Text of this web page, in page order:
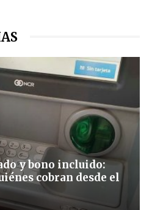
y bono incluido:
cobran desde el